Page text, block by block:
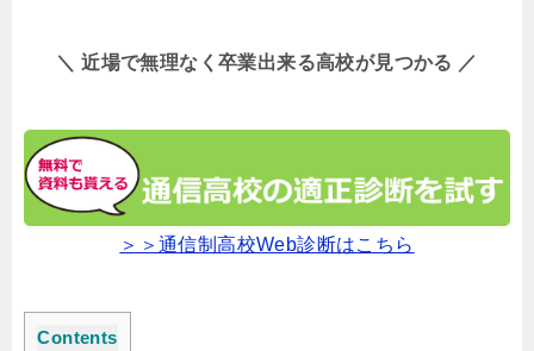
＼ 近場で無理なく卒業出来る高校が見つかる ／
＞＞通信制高校Web診断はこちら
Contents